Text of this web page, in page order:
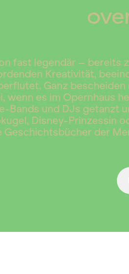
fast legendär – bereits
Kreativität,
Ganz bescheiden
wenn es im Opernhaus
Bands und DJs getanzt
Disney-Prinzessin
Geschichtsbücher der